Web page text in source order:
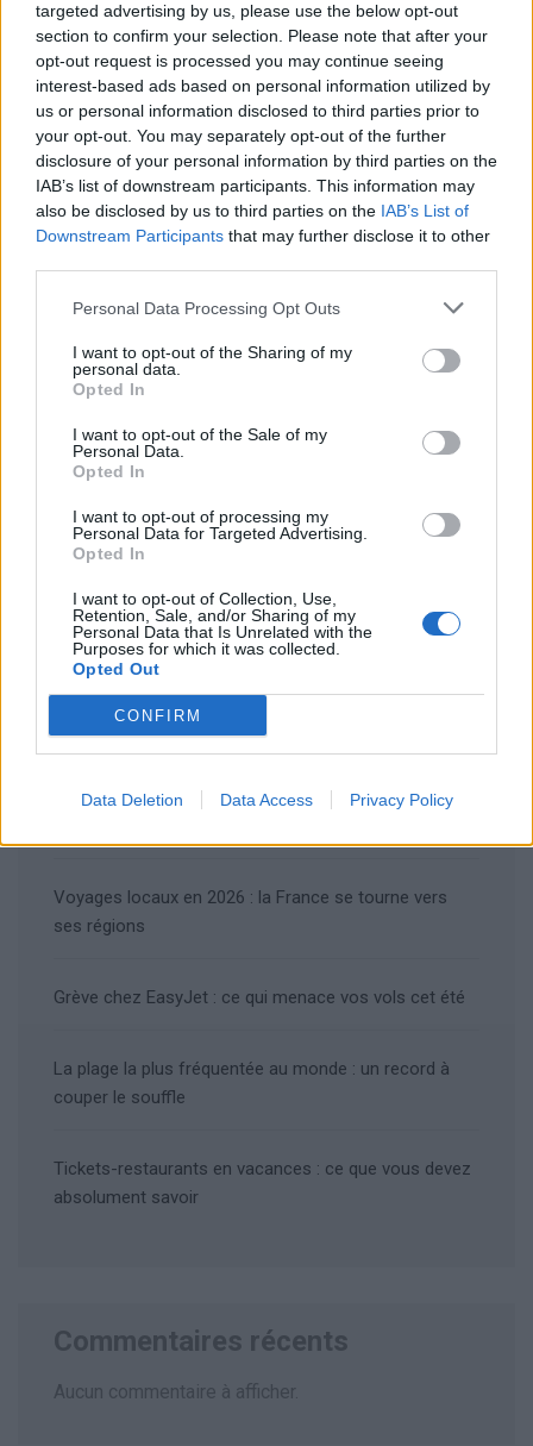
targeted advertising by us, please use the below opt-out
section to confirm your selection. Please note that after your
opt-out request is processed you may continue seeing
interest-based ads based on personal information utilized by
us or personal information disclosed to third parties prior to
your opt-out. You may separately opt-out of the further
disclosure of your personal information by third parties on the
IAB’s list of downstream participants. This information may
also be disclosed by us to third parties on the IAB’s List of
Downstream Participants that may further disclose it to other
Personal Data Processing Opt Outs
I want to opt-out of the Sharing of my
personal data.
Opted In
I want to opt-out of the Sale of my
Personal Data.
Opted In
I want to opt-out of processing my
Personal Data for Targeted Advertising.
Opted In
I want to opt-out of Collection, Use,
Retention, Sale, and/or Sharing of my
Personal Data that Is Unrelated with the
Purposes for which it was collected.
Opted Out
CONFIRM
Data Deletion Data Access Privacy Policy
Nom*
Enregistrer mon nom, mon e-mail et mon site dans le
Rechercher
Rechercher
Articles récents
Les îles européennes, la nouvelle tendance
Voyages locaux en 2026 : la France se tourne vers
ses régions
Grève chez EasyJet : ce qui menace vos vols cet été
La plage la plus fréquentée au monde : un record à
couper le souffle
Tickets-restaurants en vacances : ce que vous devez
absolument savoir
Commentaires récents
Aucun commentaire à afficher.